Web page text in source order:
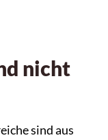
nicht
sind aus